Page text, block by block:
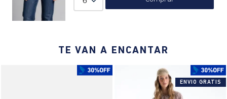
clásico y elegante.
a una temperatura máxima de la base de 110 ºC, sin vapor. Planchar
con vapor puede causar daño irreversible.
TE VAN A ENCANTAR
ENVIO GRATIS